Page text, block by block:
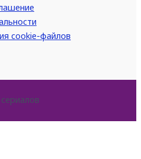
cookie-файлов